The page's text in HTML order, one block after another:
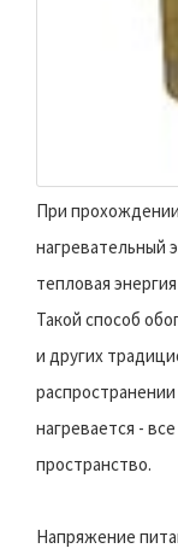
При прохождении
нагревательный
тепловая
Такой способ
и других
нагревается -
пространство.
Напряжение